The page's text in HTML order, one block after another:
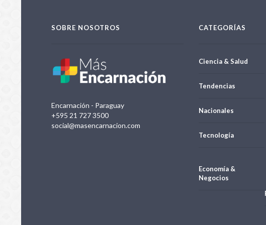
SOBRE NOSOTROS
Encarnación - Paraguay
+595 21 727 3500
social@masencarnacion.com
CATEGORÍAS
Ciencia & Salud
Tendencias
Nacionales
Tecnología
Economía &
Negocios